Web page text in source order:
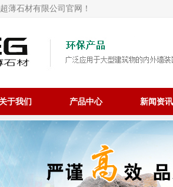
薄石材有限公司官网！
关于我们 产品中心 新闻资讯